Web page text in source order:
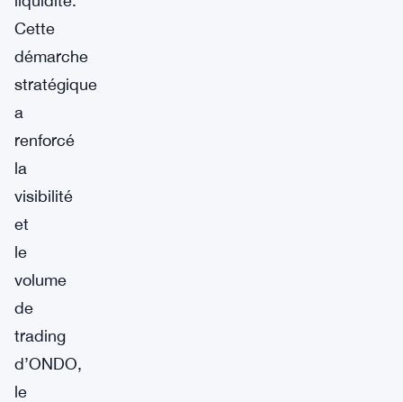
Cette
démarche
stratégique
a
renforcé
la
visibilité
et
le
volume
de
trading
d’ONDO,
le